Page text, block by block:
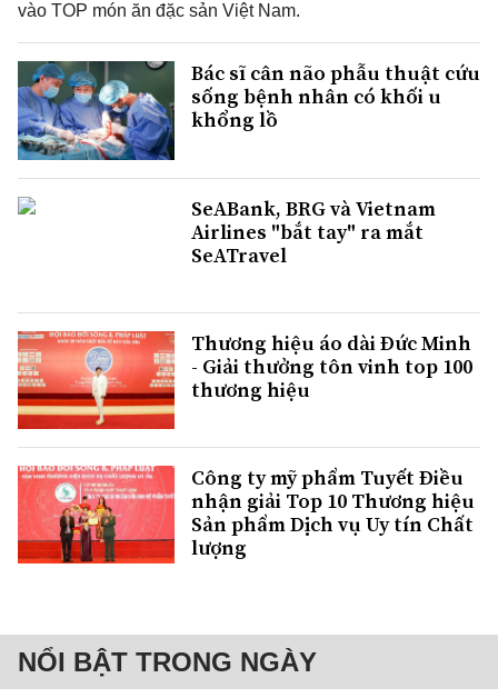
vào TOP món ăn đặc sản Việt Nam.
Bác sĩ cân não phẫu thuật cứu
sống bệnh nhân có khối u
khổng lồ
SeABank, BRG và Vietnam
Airlines "bắt tay" ra mắt
SeATravel
Thương hiệu áo dài Đức Minh
- Giải thưởng tôn vinh top 100
thương hiệu
Công ty mỹ phẩm Tuyết Điều
nhận giải Top 10 Thương hiệu
Sản phẩm Dịch vụ Uy tín Chất
lượng
NỔI BẬT TRONG NGÀY